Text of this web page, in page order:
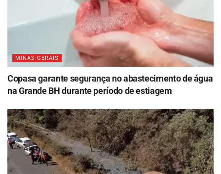
MINAS GERAIS
Copasa garante segurança no abastecimento de água
na Grande BH durante período de estiagem